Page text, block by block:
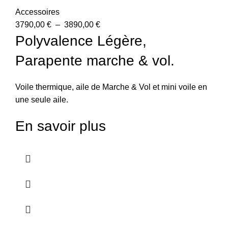
Accessoires
3790,00 € – 3890,00 €
Polyvalence Légère,
Parapente marche & vol.
Voile thermique, aile de Marche & Vol et mini voile en
une seule aile.
En savoir plus